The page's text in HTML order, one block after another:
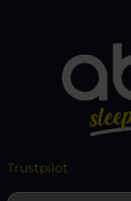
Trustpilot